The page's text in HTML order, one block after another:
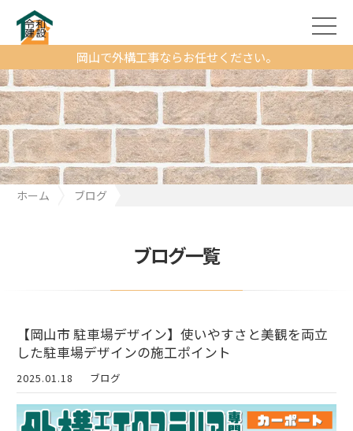
岡山で外構工事ならお任せください。
ホーム
ブログ
ブログ一覧
【岡山市 駐車場デザイン】使いやすさと美観を両立
した駐車場デザインの施工ポイント
2025.01.18 ブログ